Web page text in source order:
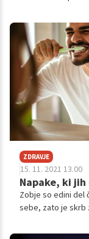
lahko uživate tudi
vegani ali se
zdravju prijazne
krompirja, ki bodo
gurmane.
ZDRAVJE
15. 11. 2021 13.00
Napake, ki
Zobje so edini del
sebe, zato je skrb
te navade zgodaj